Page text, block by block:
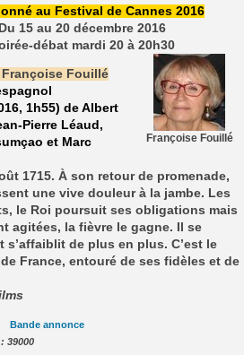
au Festival de Cannes 2016
Du 15 au 20 décembre 2016
débat mardi 20 à 20h30
Françoise Fouillé
Françoise Fouillé
1h55) de Albert
Pierre Léaud,
et Marc
1715. À son retour de promenade,
une vive douleur à la jambe. Les
le Roi poursuit ses obligations mais
agitées, la fièvre le gagne. Il se
s’affaiblit de plus en plus. C’est le
France, entouré de ses fidèles et de
Bande annonce
39000